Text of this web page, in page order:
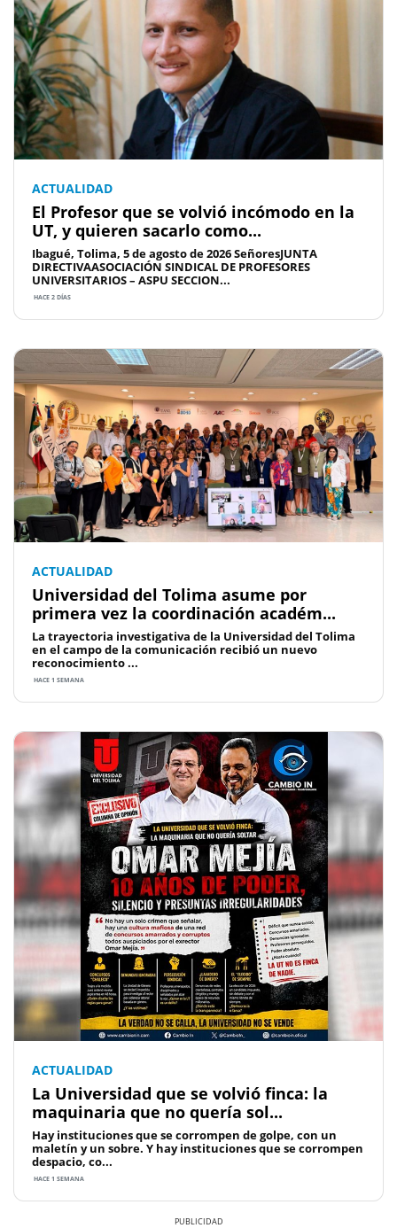
ACTUALIDAD
El Profesor que se volvió incómodo en la
UT, y quieren sacarlo como...
Ibagué, Tolima, 5 de agosto de 2026 SeñoresJUNTA
DIRECTIVAASOCIACIÓN SINDICAL DE PROFESORES
UNIVERSITARIOS – ASPU SECCION...
HACE 2 DÍAS
ACTUALIDAD
Universidad del Tolima asume por
primera vez la coordinación académ...
La trayectoria investigativa de la Universidad del Tolima
en el campo de la comunicación recibió un nuevo
reconocimiento ...
HACE 1 SEMANA
ACTUALIDAD
La Universidad que se volvió finca: la
maquinaria que no quería sol...
Hay instituciones que se corrompen de golpe, con un
maletín y un sobre. Y hay instituciones que se corrompen
despacio, co...
HACE 1 SEMANA